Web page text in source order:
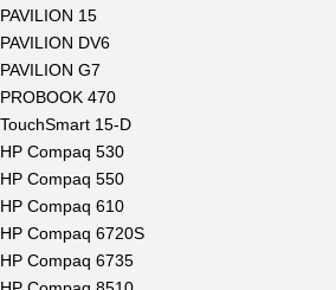
PAVILION 15
PAVILION DV6
PAVILION G7
PROBOOK 470
TouchSmart 15-D
HP Compaq 530
HP Compaq 550
HP Compaq 610
HP Compaq 6720S
HP Compaq 6735